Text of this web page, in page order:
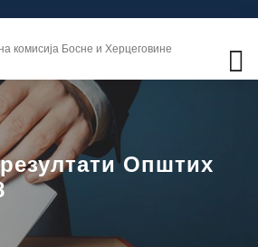
комисија Босне и Херцеговине
Општих